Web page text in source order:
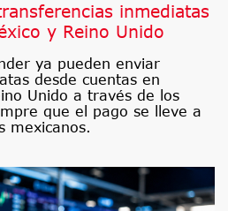
inmediatas
y Reino Unido
ya pueden enviar
desde cuentas en
Unido a través de los
que el pago se lleve a
mexicanos.